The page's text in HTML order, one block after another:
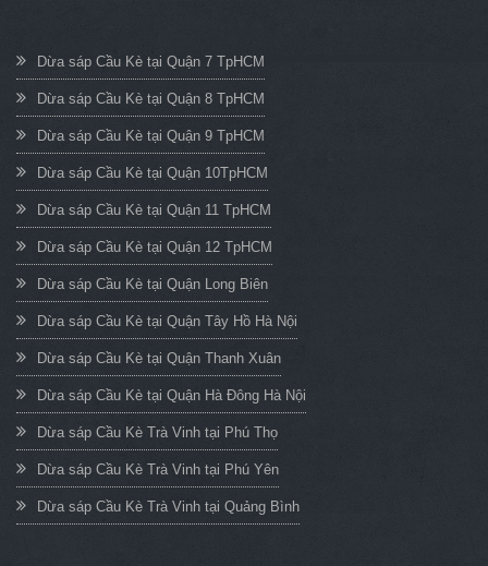
Dừa sáp Cầu Kè tại Quận 7 TpHCM
Dừa sáp Cầu Kè tại Quận 8 TpHCM
Dừa sáp Cầu Kè tại Quận 9 TpHCM
Dừa sáp Cầu Kè tại Quận 10TpHCM
Dừa sáp Cầu Kè tại Quận 11 TpHCM
Dừa sáp Cầu Kè tại Quận 12 TpHCM
Dừa sáp Cầu Kè tại Quận Long Biên
Dừa sáp Cầu Kè tại Quận Tây Hồ Hà Nội
Dừa sáp Cầu Kè tại Quận Thanh Xuân
Dừa sáp Cầu Kè tại Quận Hà Đông Hà Nội
Dừa sáp Cầu Kè Trà Vinh tại Phú Thọ
Dừa sáp Cầu Kè Trà Vinh tại Phú Yên
Dừa sáp Cầu Kè Trà Vinh tại Quảng Bình